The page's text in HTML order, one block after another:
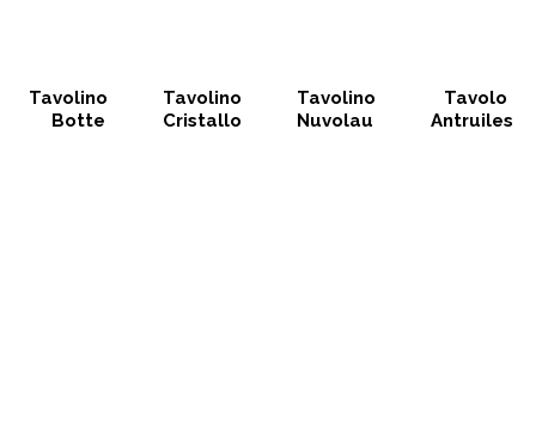
Tavolino
Botte
Tavolino
Cristallo
Tavolino
Nuvolau
Tavolo
Antruiles